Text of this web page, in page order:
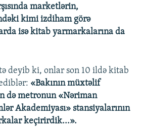
marketlərin,
kimi izdiham görə
isə kitab yarmarkalarına da
deyib ki, onlar son 10 ildə kitab
«Bakının müxtəlif
də metronun «Nəriman
Akademiyası» stansiyalarının
keçirirdik...».